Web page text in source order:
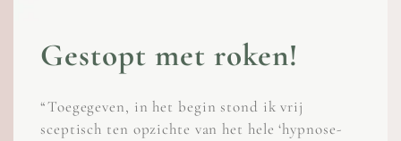
Gestopt met roken!
“Toegegeven, in het begin stond ik vrij
sceptisch ten opzichte van het hele ‘hypnose-